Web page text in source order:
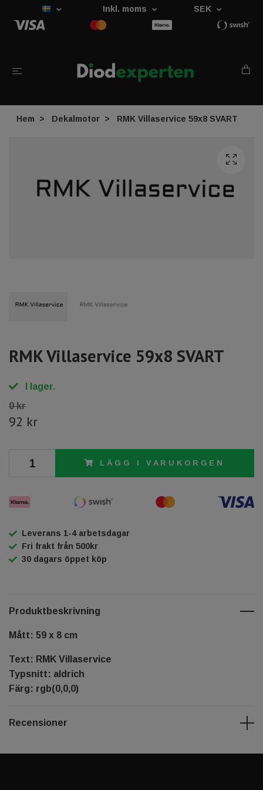
Inkl. moms SEK
Hem Dekalmotor RMK Villaservice 59x8 SVART
RMK Villaservice 59x8 SVART
I lager.
0 kr
92 kr
LÄGG I VARUKORGEN
Leverans 1-4 arbetsdagar
Fri frakt från 500kr
30 dagars öppet köp
Produktbeskrivning
Mått: 59 x 8 cm
Text: RMK Villaservice
Typsnitt: aldrich
Färg: rgb(0,0,0)
Recensioner